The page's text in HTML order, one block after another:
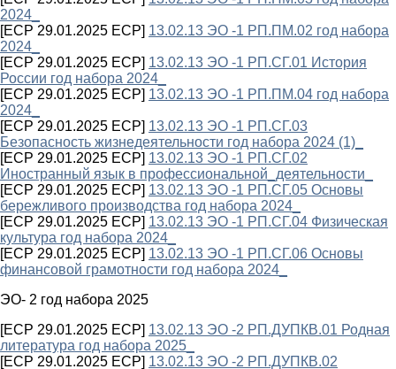
2024_
[ECP 29.01.2025 ECP] 13.02.13 ЭО -1 РП.ПМ.02 год набора
2024_
[ECP 29.01.2025 ECP] 13.02.13 ЭО -1 РП.СГ.01 История
России год набора 2024_
[ECP 29.01.2025 ECP] 13.02.13 ЭО -1 РП.ПМ.04 год набора
2024_
[ECP 29.01.2025 ECP] 13.02.13 ЭО -1 РП.СГ.03
Безопасность жизнедеятельности год набора 2024 (1)_
[ECP 29.01.2025 ECP] 13.02.13 ЭО -1 РП.СГ.02
Иностранный язык в профессиональной_деятельности_
[ECP 29.01.2025 ECP] 13.02.13 ЭО -1 РП.СГ.05 Основы
бережливого производства год набора 2024_
[ECP 29.01.2025 ECP] 13.02.13 ЭО -1 РП.СГ.04 Физическая
культура год набора 2024_
[ECP 29.01.2025 ECP] 13.02.13 ЭО -1 РП.СГ.06 Основы
финансовой грамотности год набора 2024_
ЭО- 2 год набора 2025
[ECP 29.01.2025 ECP] 13.02.13 ЭО -2 РП.ДУПКВ.01 Родная
литература год набора 2025_
[ECP 29.01.2025 ECP] 13.02.13 ЭО -2 РП.ДУПКВ.02